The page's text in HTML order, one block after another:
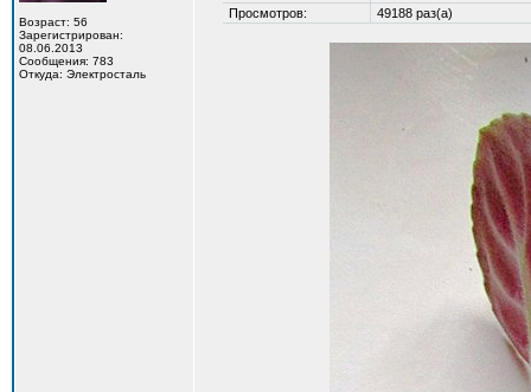
Возраст: 56
Зарегистрирован:
08.06.2013
Сообщения: 783
Откуда: Электросталь
Просмотров:
49188 раз(а)